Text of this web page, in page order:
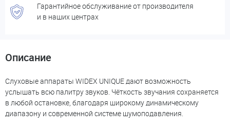
Гарантийное обслуживание от производителя
и в наших центрах
Описание
Слуховые аппараты WIDEX UNIQUE дают возможность
услышать всю палитру звуков. Чёткость звучания сохраняется
в любой остановке, благодаря широкому динамическому
диапазону и современной системе шумоподавления.